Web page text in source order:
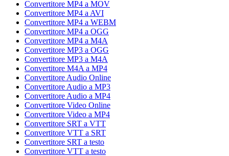
Convertitore MP4 a MOV
Convertitore MP4 a AVI
Convertitore MP4 a WEBM
Convertitore MP4 a OGG
Convertitore MP4 a M4A
Convertitore MP3 a OGG
Convertitore MP3 a M4A
Convertitore M4A a MP4
Convertitore Audio Online
Convertitore Audio a MP3
Convertitore Audio a MP4
Convertitore Video Online
Convertitore Video a MP4
Convertitore SRT a VTT
Convertitore VTT a SRT
Convertitore SRT a testo
Convertitore VTT a testo